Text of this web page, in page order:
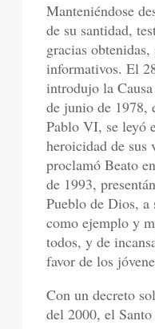
Manteniéndose
de su santidad,
gracias
informativos. El
introdujo la
de junio de 1978,
Pablo VI, se leyó
heroicidad de
proclamó Beato
de 1993,
Pueblo de Dios, a
como ejemplo y
todos, y de
favor de los
Con un decreto
del 2000, el